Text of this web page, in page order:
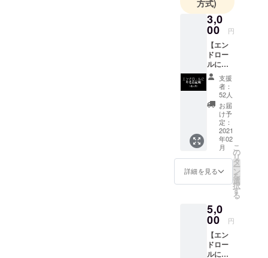
方式)
3,0
00 円
【エン
ドロー
ルにお
名前記
載】 ※
個人向
け ・ド
キュメ
ンタ
リー映
像のエ
ンド
ロール
にご支
援いた
だいた
前を記
載 備考
の欄に
記載す
る名前
を書い
支援
者：
52人
お届
け予
定：
2021
年02
月
詳細を見る
こ
の
リ
タ
ー
ン
を
選
択
す
る
5,0
00 円
【エン
ドロー
ルにお